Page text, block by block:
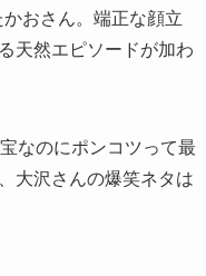
おさん。端正な顔立
天然エピソードが加わ
なのにポンコツって最
大沢さんの爆笑ネタは